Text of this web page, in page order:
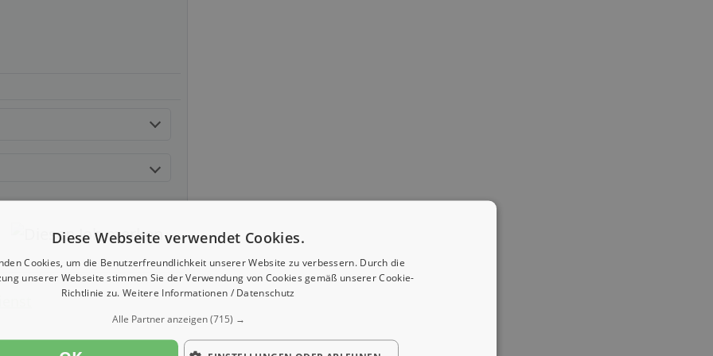
Diese Webseite verwendet Cookies.
Cookies, um die Benutzerfreundlichkeit unserer Website zu verbessern. Durch die
unserer Webseite stimmen Sie der Verwendung von Cookies gemäß unserer Cookie-
Richtlinie zu. Weitere Informationen / Datenschutz
Alle Partner anzeigen(715) →